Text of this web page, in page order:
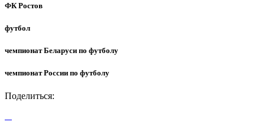
ФК Ростов
футбол
чемпионат Беларуси по футболу
чемпионат России по футболу
Поделиться: